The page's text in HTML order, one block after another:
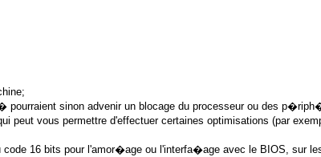
sinon advenir un blocage du processeur ou des
peut vous permettre d'effectuer certaines optimisations (par
16 bits pour l'amor�age ou l'interfa�age avec le BIOS, sur